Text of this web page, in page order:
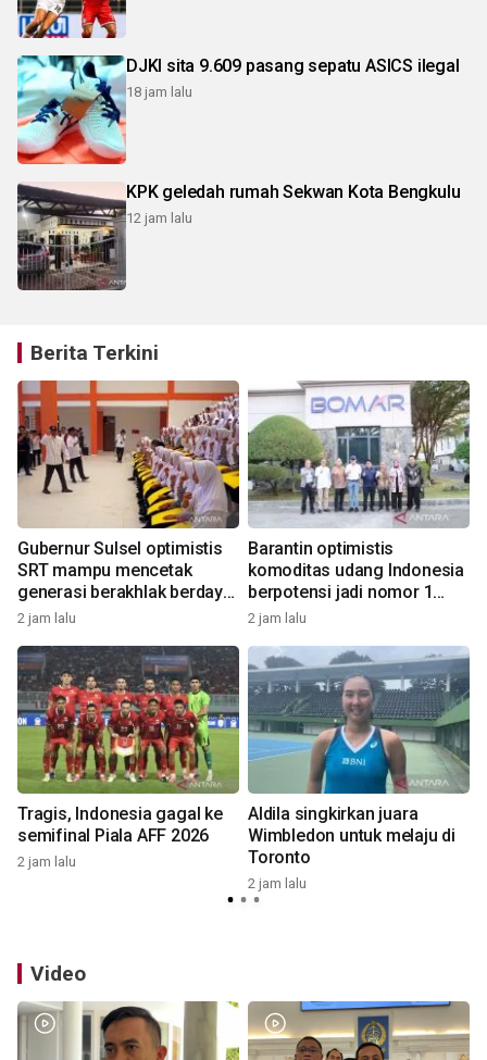
DJKI sita 9.609 pasang sepatu ASICS ilegal
18 jam lalu
KPK geledah rumah Sekwan Kota Bengkulu
12 jam lalu
Berita Terkini
Gubernur Sulsel optimistis
SRT mampu mencetak
generasi berakhlak berdaya
saing
2 jam lalu
Barantin optimistis
komoditas udang Indonesia
berpotensi jadi nomor 1
dunia
2 jam lalu
Tragis, Indonesia gagal ke
semifinal Piala AFF 2026
2 jam lalu
Aldila singkirkan juara
Wimbledon untuk melaju di
Toronto
2 jam lalu
Video